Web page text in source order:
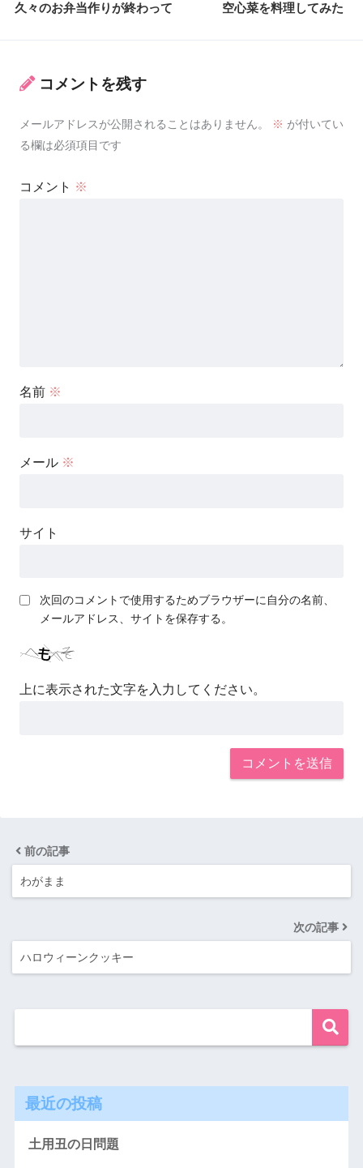
久々のお弁当作りが終わって 空心菜を料理してみた
コメントを残す
メールアドレスが公開されることはありません。 ※ が付いてい
る欄は必須項目です
コメント ※
名前 ※
メール ※
サイト
次回のコメントで使用するためブラウザーに自分の名前、
メールアドレス、サイトを保存する。
上に表示された文字を入力してください。
前の記事
わがまま
次の記事
ハロウィーンクッキー
最近の投稿
土用丑の日問題